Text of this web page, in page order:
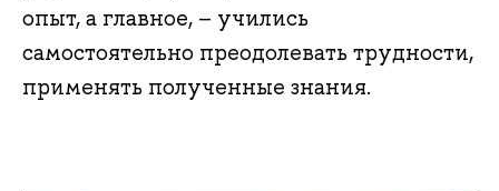
опыт, а главное, – учились
самостоятельно преодолевать трудности,
применять полученные знания.